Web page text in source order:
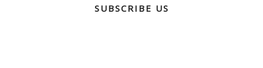
SUBSCRIBE US